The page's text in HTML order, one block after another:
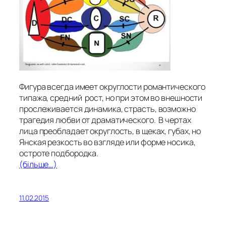
Фигура всегда имеет округлости романтического
типажа, средний рост, но при этом во внешности
прослеживается динамика, страсть, возможно
трагедия любви от драматического. В чертах
лица преобладает округлость, в щеках, губах, но
Янская резкость во взгляде или форме носика,
остроте подбородка.
(більше…)
11.02.2015